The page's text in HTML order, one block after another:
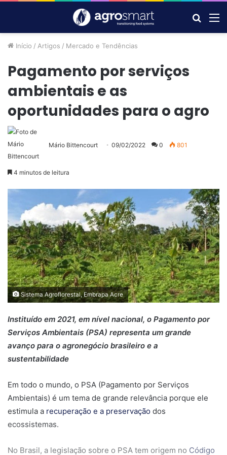
por
Início / Artigos / Mercado e Tendências
Pagamento por serviços
ambientais e as
oportunidades para o agro
Mário Bittencourt 09/02/2022 0 801
4 minutos de leitura
Sistema Agroflorestal, Embrapa Acre
Instituído em 2021, em nível nacional, o Pagamento por
Serviços Ambientais (PSA) representa um grande
avanço para o agronegócio brasileiro e a
sustentabilidade
Em todo o mundo, o PSA (Pagamento por Serviços
Ambientais) é um tema de grande relevância porque ele
estimula a recuperação e a preservação dos
ecossistemas.
No Brasil, a legislação sobre o PSA tem origem no Código